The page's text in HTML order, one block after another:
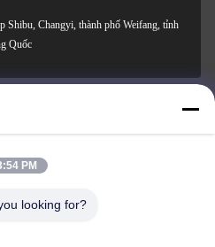
Shibu, Changyi, thành phố Weifang, tỉnh
Quốc
PM
looking for?